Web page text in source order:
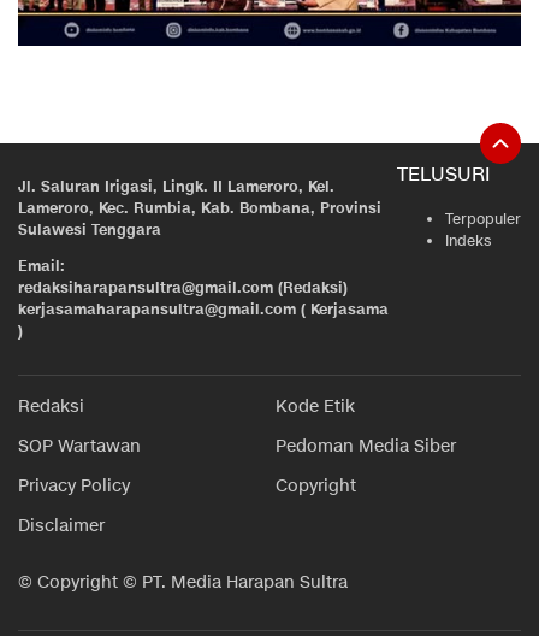
Jl. Saluran Irigasi, Lingk. II Lameroro, Kel.
Lameroro, Kec. Rumbia, Kab. Bombana, Provinsi
Sulawesi Tenggara
Email:
redaksiharapansultra@gmail.com (Redaksi)
kerjasamaharapansultra@gmail.com ( Kerjasama
)
TELUSURI
Terpopuler
Indeks
Redaksi
Kode Etik
SOP Wartawan
Pedoman Media Siber
Privacy Policy
Copyright
Disclaimer
© Copyright © PT. Media Harapan Sultra